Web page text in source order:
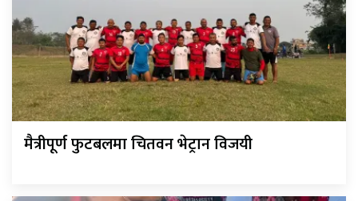
मैत्रीपूर्ण फुटबलमा चितवन भेट्रान विजयी